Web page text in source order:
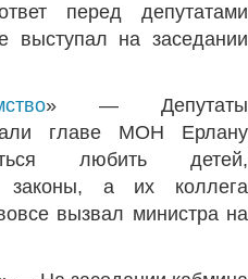
перед депутатами
выступал на заседании
» — Депутаты
главе МОН Ерлану
любить детей,
законы, а их коллега
вызвал министра на